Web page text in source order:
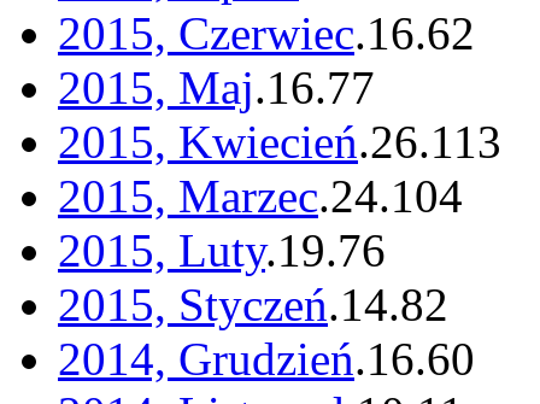
2015, Czerwiec.16.62
2015, Maj.16.77
2015, Kwiecień.26.113
2015, Marzec.24.104
2015, Luty.19.76
2015, Styczeń.14.82
2014, Grudzień.16.60